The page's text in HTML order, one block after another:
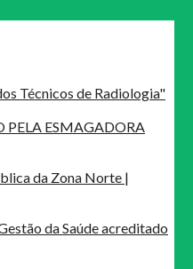
Técnicos de Radiologia"
PELA ESMAGADORA
da Zona Norte |
da Saúde acreditado